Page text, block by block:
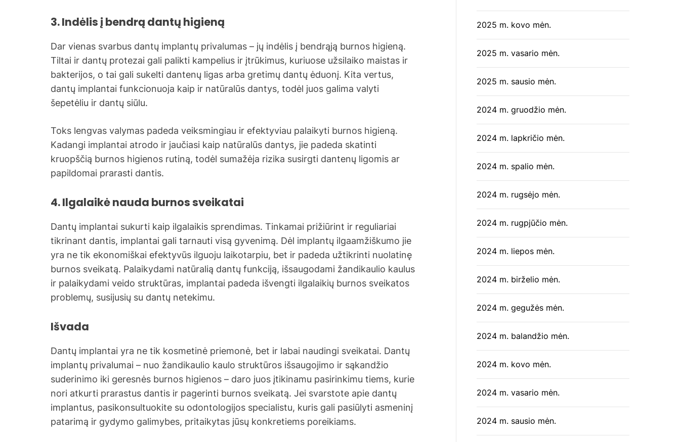
3. Indėlis į bendrą dantų higieną
Dar vienas svarbus dantų implantų privalumas – jų indėlis į bendrąją burnos higieną.
Tiltai ir dantų protezai gali palikti kampelius ir įtrūkimus, kuriuose užsilaiko maistas ir
bakterijos, o tai gali sukelti dantenų ligas arba gretimų dantų ėduonį. Kita vertus,
dantų implantai funkcionuoja kaip ir natūralūs dantys, todėl juos galima valyti
šepetėliu ir dantų siūlu.
Toks lengvas valymas padeda veiksmingiau ir efektyviau palaikyti burnos higieną.
Kadangi implantai atrodo ir jaučiasi kaip natūralūs dantys, jie padeda skatinti
kruopščią burnos higienos rutiną, todėl sumažėja rizika susirgti dantenų ligomis ar
papildomai prarasti dantis.
4. Ilgalaikė nauda burnos sveikatai
Dantų implantai sukurti kaip ilgalaikis sprendimas. Tinkamai prižiūrint ir reguliariai
tikrinant dantis, implantai gali tarnauti visą gyvenimą. Dėl implantų ilgaamžiškumo jie
yra ne tik ekonomiškai efektyvūs ilguoju laikotarpiu, bet ir padeda užtikrinti nuolatinę
burnos sveikatą. Palaikydami natūralią dantų funkciją, išsaugodami žandikaulio kaulus
ir palaikydami veido struktūras, implantai padeda išvengti ilgalaikių burnos sveikatos
problemų, susijusių su dantų netekimu.
Išvada
Dantų implantai yra ne tik kosmetinė priemonė, bet ir labai naudingi sveikatai. Dantų
implantų privalumai – nuo žandikaulio kaulo struktūros išsaugojimo ir sąkandžio
suderinimo iki geresnės burnos higienos – daro juos įtikinamu pasirinkimu tiems, kurie
nori atkurti prarastus dantis ir pagerinti burnos sveikatą. Jei svarstote apie dantų
implantus, pasikonsultuokite su odontologijos specialistu, kuris gali pasiūlyti asmeninį
patarimą ir gydymo galimybes, pritaikytas jūsų konkretiems poreikiams.
2025 m. kovo mėn.
2025 m. vasario mėn.
2025 m. sausio mėn.
2024 m. gruodžio mėn.
2024 m. lapkričio mėn.
2024 m. spalio mėn.
2024 m. rugsėjo mėn.
2024 m. rugpjūčio mėn.
2024 m. liepos mėn.
2024 m. birželio mėn.
2024 m. gegužės mėn.
2024 m. balandžio mėn.
2024 m. kovo mėn.
2024 m. vasario mėn.
2024 m. sausio mėn.